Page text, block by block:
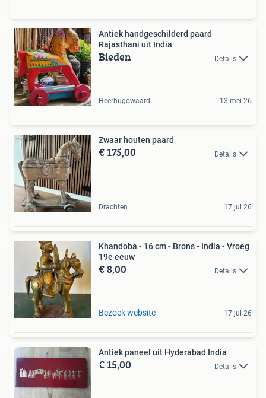
Antiek handgeschilderd paard
Rajasthani uit India
Bieden Details
Heerhugowaard 13 mei 26
Zwaar houten paard
€ 175,00 Details
Drachten 17 jul 26
Khandoba - 16 cm - Brons - India - Vroeg
19e eeuw
€ 8,00 Details
Bezoek website 17 jul 26
Antiek paneel uit Hyderabad India
€ 15,00 Details